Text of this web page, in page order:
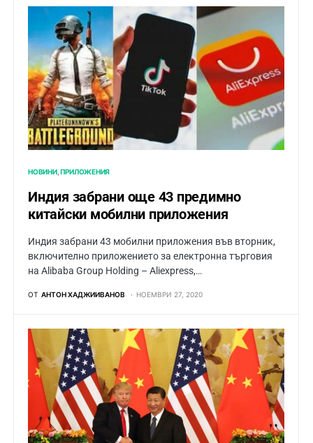
НОВИНИ ПРИЛОЖЕНИЯ
Индия забрани още 43 предимно
китайски мобилни приложения
Индия забрани 43 мобилни приложения във вторник,
включително приложението за електронна търговия
на Alibaba Group Holding – Aliexpress,…
ОТ АНТОН ХАДЖИИВАНОВ НОЕМВРИ 27, 2020